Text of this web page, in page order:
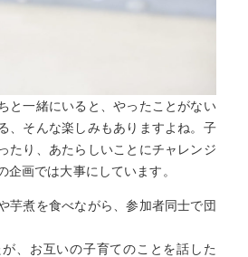
と一緒にいると、やったことがない
、そんな楽しみもありますよね。子
たり、あたらしいことにチャレンジ
画では大事にしています。
芋煮を食べながら、参加者同士で団
、お互いの子育てのことを話した